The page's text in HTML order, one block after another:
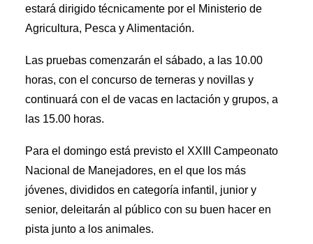
estará dirigido técnicamente por el Ministerio de
Agricultura, Pesca y Alimentación.
Las pruebas comenzarán el sábado, a las 10.00
horas, con el concurso de terneras y novillas y
continuará con el de vacas en lactación y grupos, a
las 15.00 horas.
Para el domingo está previsto el XXIII Campeonato
Nacional de Manejadores, en el que los más
jóvenes, divididos en categoría infantil, junior y
senior, deleitarán al público con su buen hacer en
pista junto a los animales.